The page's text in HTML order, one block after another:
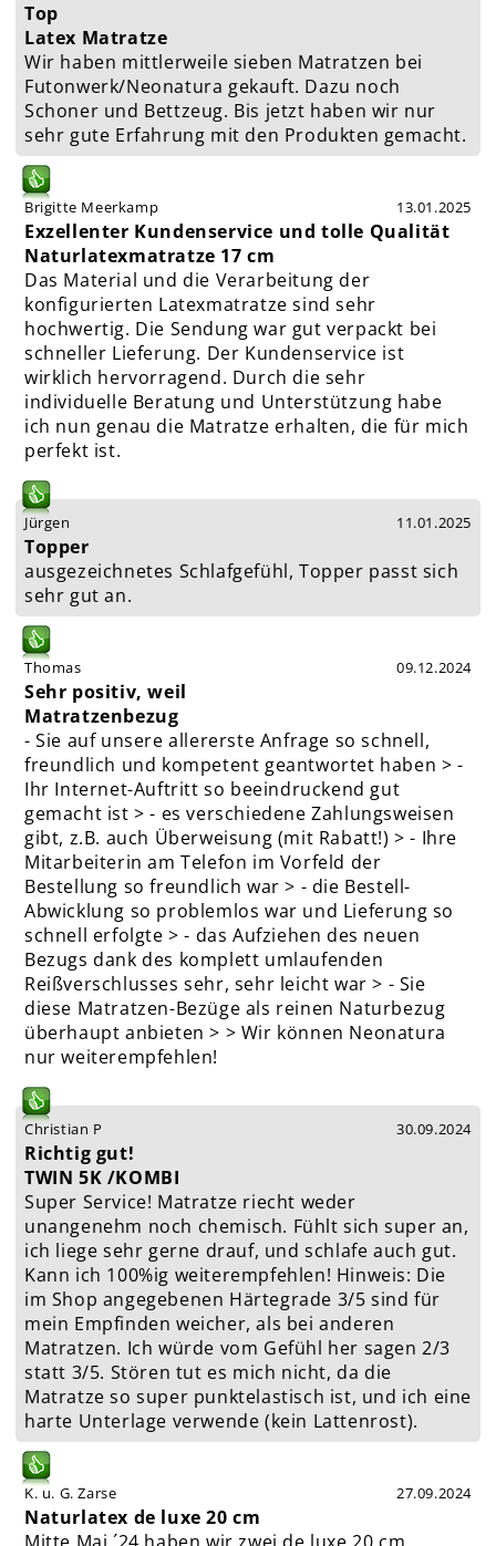
Top
Latex Matratze
Wir haben mittlerweile sieben Matratzen bei
Futonwerk/Neonatura gekauft. Dazu noch
Schoner und Bettzeug. Bis jetzt haben wir nur
sehr gute Erfahrung mit den Produkten gemacht.
Brigitte Meerkamp 13.01.2025
Exzellenter Kundenservice und tolle Qualität
Naturlatexmatratze 17 cm
Das Material und die Verarbeitung der
konfigurierten Latexmatratze sind sehr
hochwertig. Die Sendung war gut verpackt bei
schneller Lieferung. Der Kundenservice ist
wirklich hervorragend. Durch die sehr
individuelle Beratung und Unterstützung habe
ich nun genau die Matratze erhalten, die für mich
perfekt ist.
Jürgen 11.01.2025
Topper
ausgezeichnetes Schlafgefühl, Topper passt sich
sehr gut an.
Thomas 09.12.2024
Sehr positiv, weil
Matratzenbezug
- Sie auf unsere allererste Anfrage so schnell,
freundlich und kompetent geantwortet haben > -
Ihr Internet-Auftritt so beeindruckend gut
gemacht ist > - es verschiedene Zahlungsweisen
gibt, z.B. auch Überweisung (mit Rabatt!) > - Ihre
Mitarbeiterin am Telefon im Vorfeld der
Bestellung so freundlich war > - die Bestell-
Abwicklung so problemlos war und Lieferung so
schnell erfolgte > - das Aufziehen des neuen
Bezugs dank des komplett umlaufenden
Reißverschlusses sehr, sehr leicht war > - Sie
diese Matratzen-Bezüge als reinen Naturbezug
überhaupt anbieten > > Wir können Neonatura
nur weiterempfehlen!
Christian P 30.09.2024
Richtig gut!
TWIN 5K /KOMBI
Super Service! Matratze riecht weder
unangenehm noch chemisch. Fühlt sich super an,
ich liege sehr gerne drauf, und schlafe auch gut.
Kann ich 100%ig weiterempfehlen! Hinweis: Die
im Shop angegebenen Härtegrade 3/5 sind für
mein Empfinden weicher, als bei anderen
Matratzen. Ich würde vom Gefühl her sagen 2/3
statt 3/5. Stören tut es mich nicht, da die
Matratze so super punktelastisch ist, und ich eine
harte Unterlage verwende (kein Lattenrost).
K. u. G. Zarse 27.09.2024
Naturlatex de luxe 20 cm